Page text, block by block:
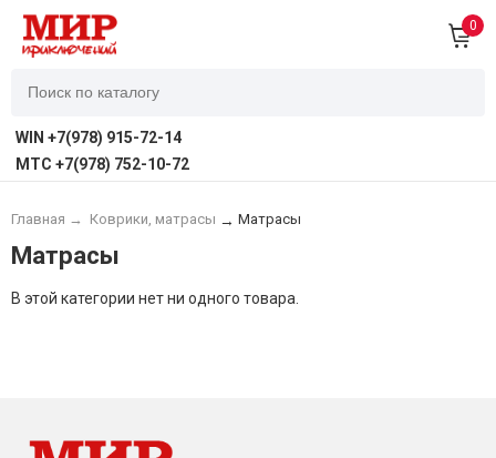
0
WIN +7(978) 915-72-14
MTC +7(978) 752-10-72
Главная → Коврики, матрасы → Матрасы
Матрасы
В этой категории нет ни одного товара.